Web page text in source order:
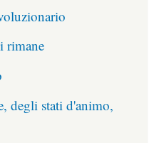
rimane
degli stati d'animo,